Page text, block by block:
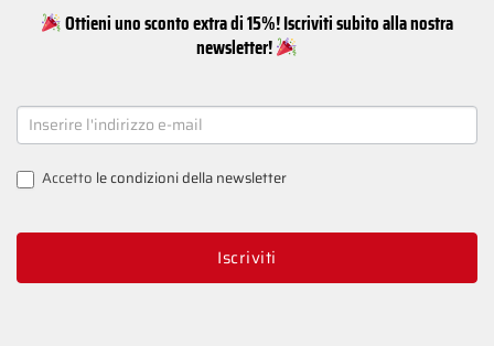
Ottieni uno sconto extra di 15%! Iscriviti subito alla nostra
newsletter!
NEWSLETTER
SIGNUP
Accetto le condizioni della newsletter
Iscriviti